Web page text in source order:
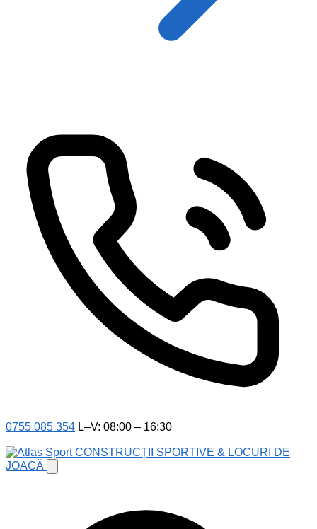
0755 085 354 L–V: 08:00 – 16:30
CONSTRUCȚII SPORTIVE & LOCURI DE
JOACĂ